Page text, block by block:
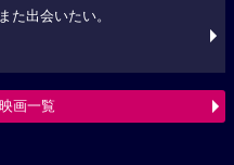
た出会いたい。
画一覧